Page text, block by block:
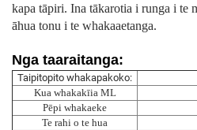
kapa tāpiri. Ina tākarotia i runga i te
āhua tonu i te whakaaetanga.
Nga taaraitanga:
Taipitopito whakapakoko:
Kua whakakīia ML
Pēpi whakaeke
Te rahi o te hua